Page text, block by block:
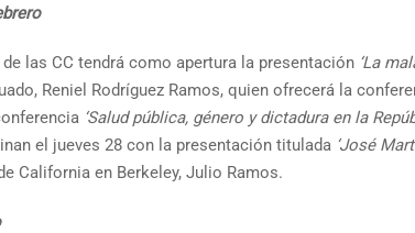
las CC tendrá como apertura la presentación ‘La
Reniel Rodríguez Ramos, quien ofrecerá la
‘Salud pública, género y dictadura en la
el jueves 28 con la presentación titulada ‘José
California en Berkeley, Julio Ramos.